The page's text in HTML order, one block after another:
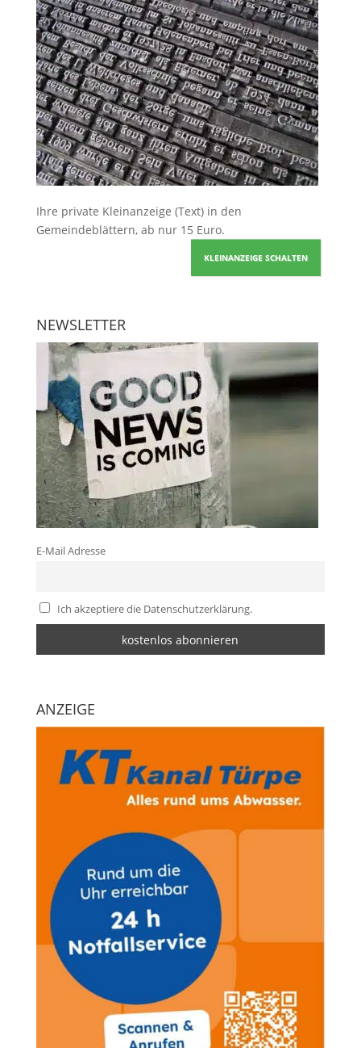
Ihre private Kleinanzeige (Text) in den
Gemeindeblättern, ab nur 15 Euro.
KLEINANZEIGE SCHALTEN
NEWSLETTER
E-Mail Adresse
Ich akzeptiere die Datenschutzerklärung.
ANZEIGE